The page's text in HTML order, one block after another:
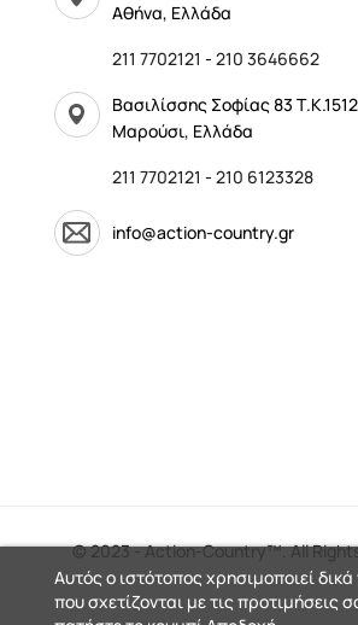
Αθήνα, Ελλάδα
211 7702121 - 210 3646662
Βασιλίσσης Σοφίας 83
Μαρούσι, Ελλάδα
211 7702121 - 210 6123328
info@action-country.gr
Αυτός ο ιστότοπος χρησιμοποιεί
που σχετίζονται με τις
© 2023 - Action-Country™. All